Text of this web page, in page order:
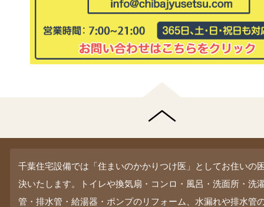
千葉住宅設備では「住まいのかかりつけ医」としてお住いの
決いたします。トイレや換気扇・コンロ・風呂・洗面所・洗
管・排水管・給湯器・ポンプのリフォーム、水漏れや排水管